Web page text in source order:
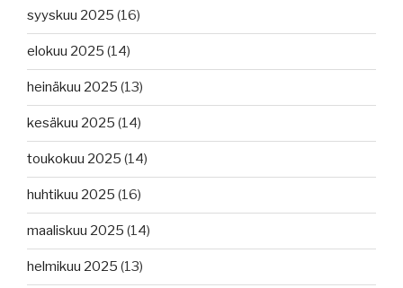
syyskuu 2025 (16)
elokuu 2025 (14)
heinäkuu 2025 (13)
kesäkuu 2025 (14)
toukokuu 2025 (14)
huhtikuu 2025 (16)
maaliskuu 2025 (14)
helmikuu 2025 (13)